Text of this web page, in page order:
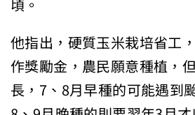
他指出，硬質玉米栽培省工
作獎勵金，農民願意種植，
長，7、8月早種的可能遇到